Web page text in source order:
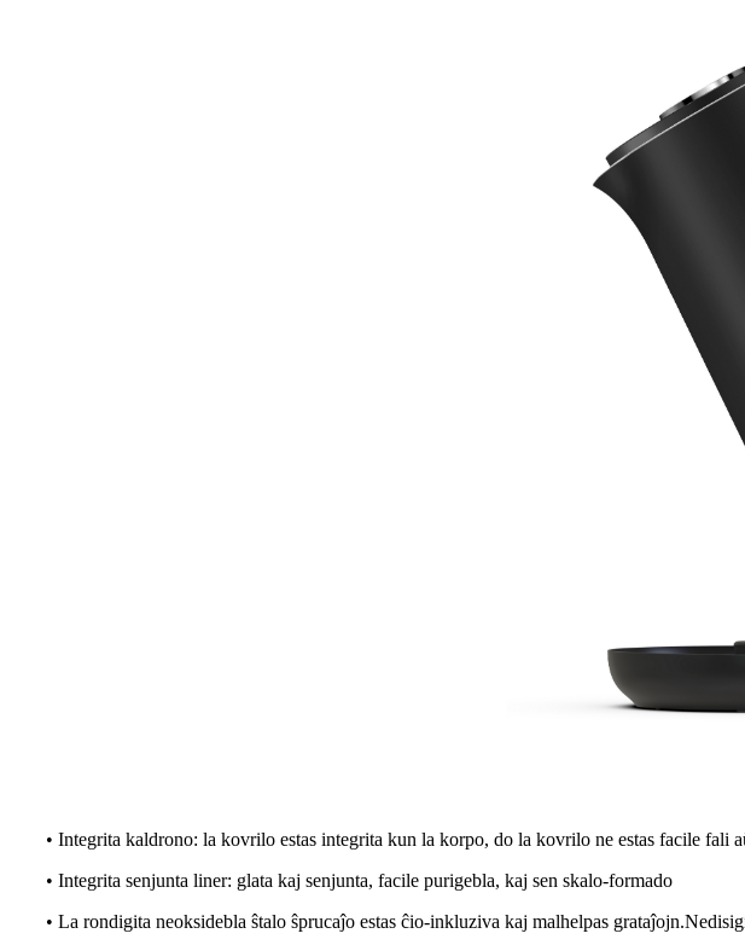
• Integrita kaldrono: la kovrilo estas integrita kun la korpo, do la kovrilo ne estas facile fali
• Integrita senjunta liner: glata kaj senjunta, facile purigebla, kaj sen skalo-formado
• La rondigita neoksidebla ŝtalo ŝprucaĵo estas ĉio-inkluziva kaj malhelpas